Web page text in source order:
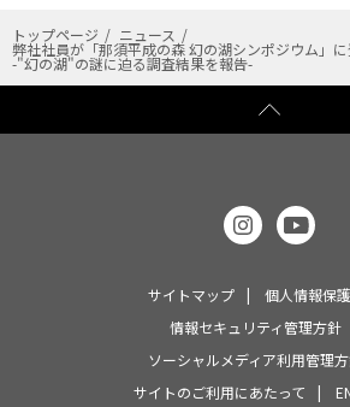
トップページ ニュース
弊社社員が「那須平成の森 幻の湖シンポジウム」
-"幻の湖"の謎に迫る調査結果を報告-
サイトマップ
個人情報保
情報セキュリティ管理方針
ソーシャルメディア利用管理
サイトのご利用にあたって